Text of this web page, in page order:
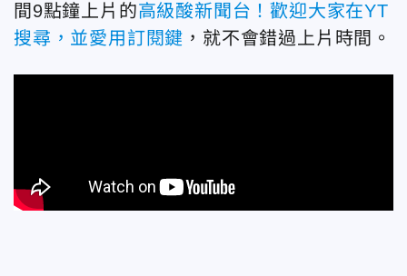
間9點鐘上片的高級酸新聞台！歡迎大家在YT
搜尋，並愛用訂閱鍵 ，就不會錯過上片時間。